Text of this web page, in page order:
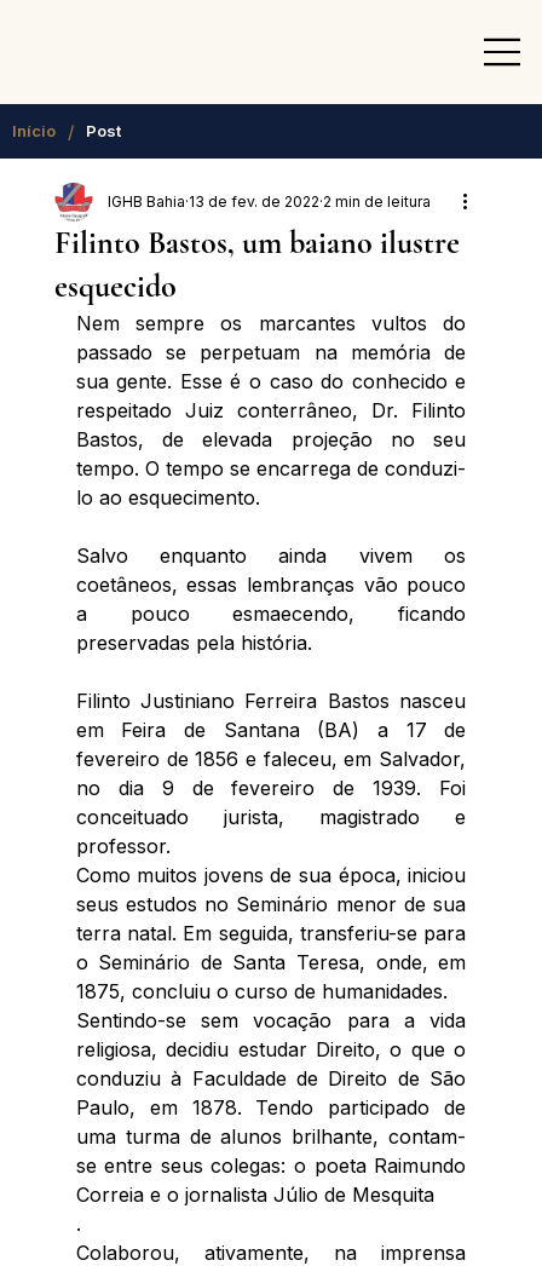
Início / Post
Filinto Bastos, um baiano ilustre
esquecido
IGHB Bahia 13 de fev. de 2022 2 min de leitura
Nem sempre os marcantes vultos do
passado se perpetuam na memória de
sua gente. Esse é o caso do conhecido e
respeitado Juiz conterrâneo, Dr. Filinto
Bastos, de elevada projeção no seu
tempo. O tempo se encarrega de conduzi-
lo ao esquecimento.
Salvo enquanto ainda vivem os
coetâneos, essas lembranças vão pouco
a pouco esmaecendo, ficando
preservadas pela história.
Filinto Justiniano Ferreira Bastos nasceu
em Feira de Santana (BA) a 17 de
fevereiro de 1856 e faleceu, em Salvador,
no dia 9 de fevereiro de 1939. Foi
conceituado jurista, magistrado e
professor.
Como muitos jovens de sua época, iniciou
seus estudos no Seminário menor de sua
terra natal. Em seguida, transferiu-se para
o Seminário de Santa Teresa, onde, em
1875, concluiu o curso de humanidades.
Sentindo-se sem vocação para a vida
religiosa, decidiu estudar Direito, o que o
conduziu à Faculdade de Direito de São
Paulo, em 1878. Tendo participado de
uma turma de alunos brilhante, contam-
se entre seus colegas: o poeta Raimundo
Correia e o jornalista Júlio de Mesquita
.
Colaborou, ativamente, na imprensa